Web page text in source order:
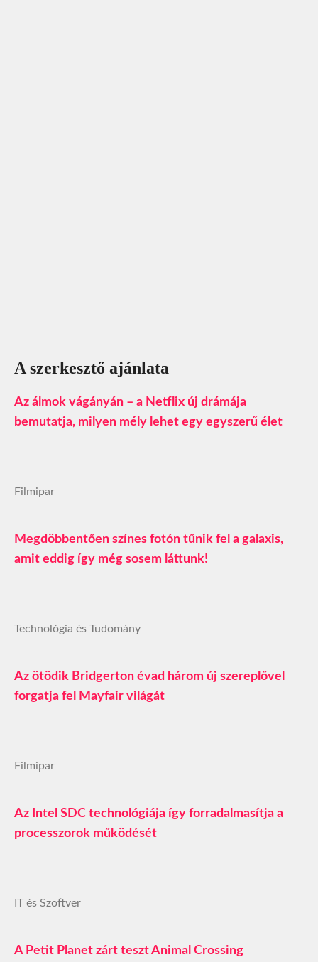
A szerkesztő ajánlata
Az álmok vágányán – a Netflix új drámája
bemutatja, milyen mély lehet egy egyszerű élet
Filmipar
Megdöbbentően színes fotón tűnik fel a galaxis,
amit eddig így még sosem láttunk!
Technológia és Tudomány
Az ötödik Bridgerton évad három új szereplővel
forgatja fel Mayfair világát
Filmipar
Az Intel SDC technológiája így forradalmasítja a
processzorok működését
IT és Szoftver
A Petit Planet zárt teszt Animal Crossing